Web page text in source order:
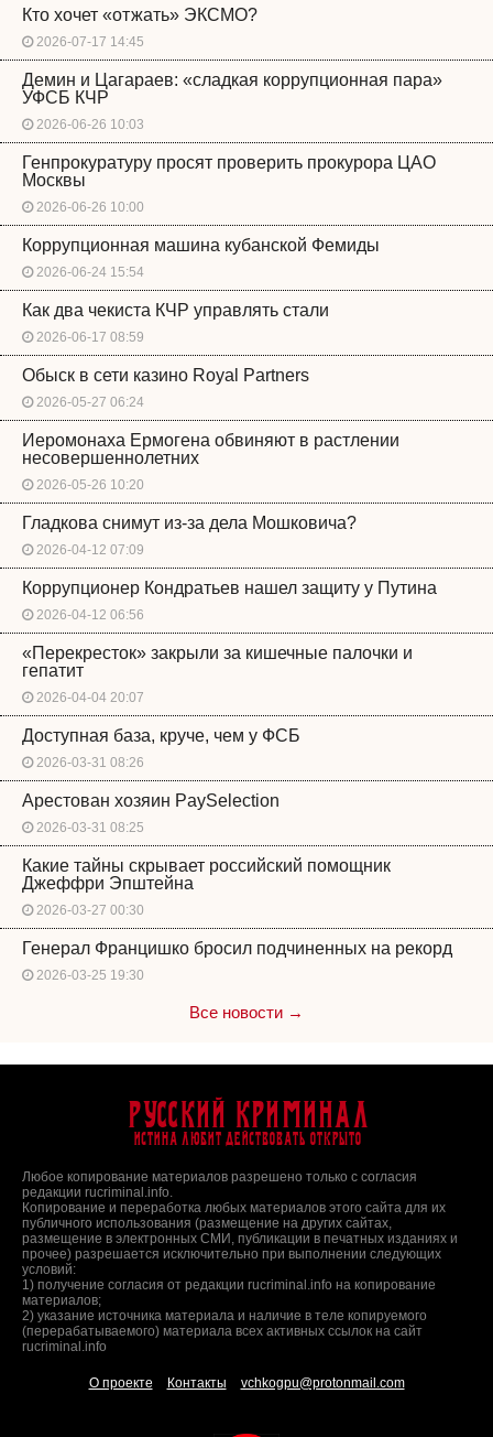
Кто хочет «отжать» ЭКСМО?
2026-07-17 14:45
Демин и Цагараев: «сладкая коррупционная пара»
УФСБ КЧР
2026-06-26 10:03
Генпрокуратуру просят проверить прокурора ЦАО
Москвы
2026-06-26 10:00
Коррупционная машина кубанской Фемиды
2026-06-24 15:54
Как два чекиста КЧР управлять стали
2026-06-17 08:59
Обыск в сети казино Royal Partners
2026-05-27 06:24
Иеромонаха Ермогена обвиняют в растлении
несовершеннолетних
2026-05-26 10:20
Гладкова снимут из-за дела Мошковича?
2026-04-12 07:09
Коррупционер Кондратьев нашел защиту у Путина
2026-04-12 06:56
«Перекресток» закрыли за кишечные палочки и
гепатит
2026-04-04 20:07
Доступная база, круче, чем у ФСБ
2026-03-31 08:26
Арестован хозяин PaySelection
2026-03-31 08:25
Какие тайны скрывает российский помощник
Джеффри Эпштейна
2026-03-27 00:30
Генерал Францишко бросил подчиненных на рекорд
2026-03-25 19:30
Все новости →
Русский Криминал
Истина любит действовать открыто
Любое копирование материалов разрешено только с согласия
редакции rucriminal.info.
Копирование и переработка любых материалов этого сайта для их
публичного использования (размещение на других сайтах,
размещение в электронных СМИ, публикации в печатных изданиях и
прочее) разрешается исключительно при выполнении следующих
условий:
1) получение согласия от редакции rucriminal.info на копирование
материалов;
2) указание источника материала и наличие в теле копируемого
(перерабатываемого) материала всех активных ссылок на сайт
rucriminal.info
О проекте Контакты vchkogpu@protonmail.com